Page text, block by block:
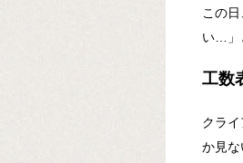
この
い…」
工数
クラ
か見な